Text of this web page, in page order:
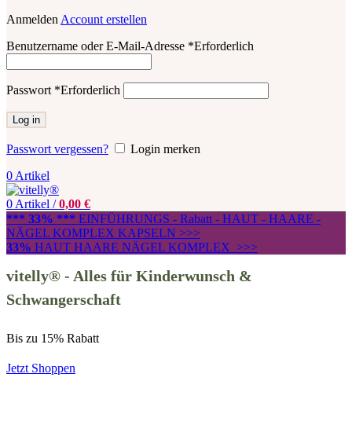
Anmelden Account erstellen
Benutzername oder E-Mail-Adresse *Erforderlich
Passwort *Erforderlich
Log in
Passwort vergessen?
Login merken
0 Artikel
0 Artikel / 0,00 €
*** 33% *** EINFÜHRUNGS - Rabatt - HAUT - HAARE -
NÄGEL KOMPLEX KAPSELN >>>
33% HAUT HAARE NÄGEL KOMPLEX >>>
vitelly® - Alles für Kinderwunsch &
Schwangerschaft
Bis zu 15% Rabatt
Jetzt Shoppen